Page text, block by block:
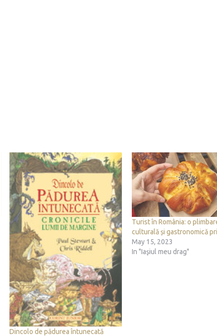
Dincolo de pădurea întunecată
Turist în România: o
culturală și gastronomică
May 15, 2023
In "Iaşiul meu drag"